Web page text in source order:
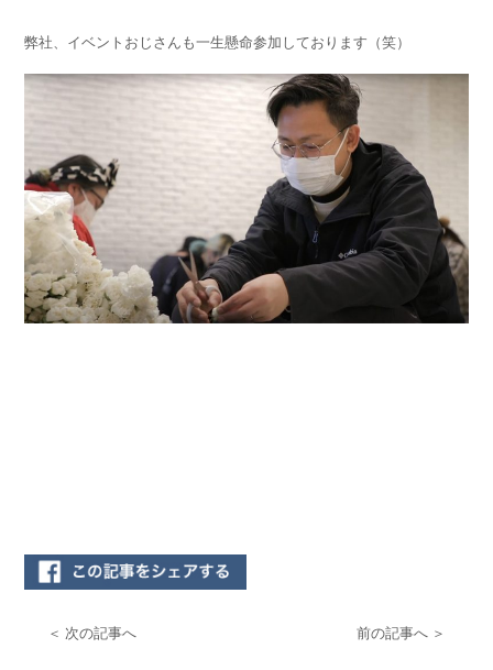
弊社、イベントおじさんも一生懸命参加しております（笑）
＜ 次の記事へ 前の記事へ ＞